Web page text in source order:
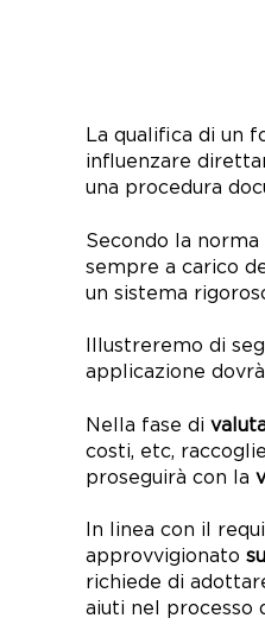
La qualifica di un
influenzare
una procedura
Secondo la norma
sempre a carico
un sistema
Illustreremo di
applicazione
Nella fase di
costi, etc,
proseguirà con la
In linea con il
approvvigionato
richiede di
aiuti nel processo